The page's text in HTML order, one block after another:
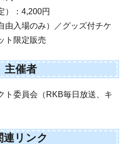
）：4,200円
由入場のみ）／グッズ付チケ
ト限定販売
主催者
ト委員会（RKB毎日放送、キ
連リンク